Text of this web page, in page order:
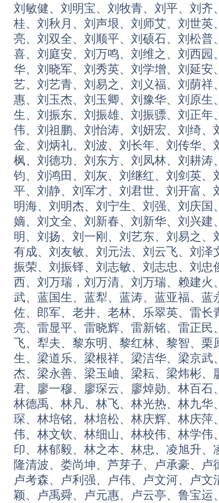
刘敏健、刘明宝、刘牧青、刘平、刘齐
桂、刘秋月、刘声垠、刘师艾、刘世英
亮、刘双全、刘顺平、刘硕石、刘松普
喜、刘庭安、刘万鸣、刘维之、刘西园
华、刘晓军、刘秀英、刘学增、刘延安
艺、刘艺青、刘易之、刘义福、刘荫祥
惠、刘玉杰、刘玉卿、刘豫华、刘原生
生、刘振东、刘振雄、刘振骠、刘正年
伟、刘祖鹏、刘怡涛、刘妍宏、刘绮、
金、刘炳礼、刘波、刘长年、刘传华、
枫、刘德功、刘东方、刘凤林、刘耕涛
钧、刘鸿田、刘灰、刘继红、刘剑英、
平、刘静、刘军才、刘君世、刘开富、
明海、刘明杰、刘宁生、刘强、刘庆国
嫡、刘文全、刘新春、刘新华、刘兴建
明、刘扬、刘一刚、刘艺东、刘易之、
有成、刘友敏、刘元法、刘云飞、刘泽
振荣、刘振铎、刘志敏、刘志忠、刘忠
西、刘万瑞，刘万清、刘万瑞、赖建火
武、蓝国生、蓝犁、蓝涛、蓝亚福、蓝
佐、郎军、老井、老林、乐翠英、雷长
亮、雷显平、雷晓辉、雷新铭、雷正民
飞、犁夫、黎东明、黎红林、黎智、栗
生、梁道乐、梁根祥、梁洁华、梁京武
杰、梁永善、梁玉岫、梁耘、梁炜彬、
君、廖一穆、廖琛云、廖焯勋、林百石
林德禹、林凡、林飞、林光热、林九华
琛、林培铭、林培松、林庆辉、林庆萍
伟、林文钦、林细山、林校伟、林学伟
印、林郁毅、林之本、林忠、凌旭升、
隆清波、娄尚坤、芦芽子、卢承豪、卢
卢考森、卢利强、卢伟、卢文河、卢
颖、卢禹舜、卢元惠、卢云亭、鲁宝运